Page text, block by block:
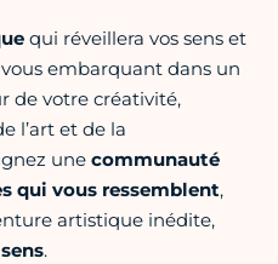
qui réveillera vos sens et
embarquant dans un
de votre créativité,
l’art et de la
une communauté
qui vous ressemblent,
artistique inédite,
.